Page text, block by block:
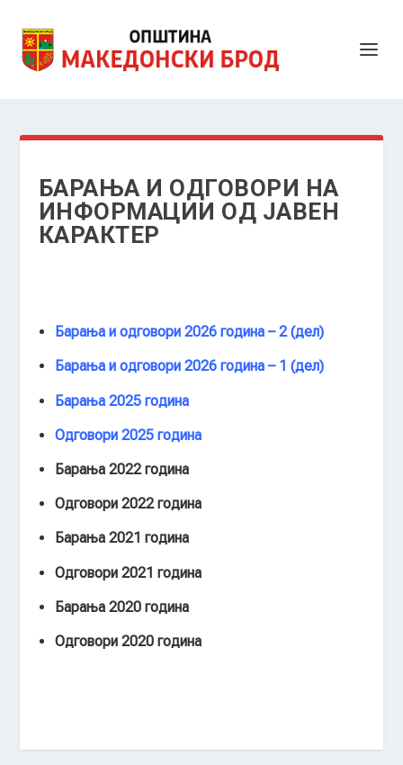
БАРАЊА И ОДГОВОРИ НА
ИНФОРМАЦИИ ОД ЈАВЕН
КАРАКТЕР
Барања и одговори 2026 година – 2 (дел)
Барања и одговори 2026 година – 1 (дел)
Барања 2025 година
Одговори 2025 година
Барања 2022 година
Одговори 2022 година
Барања 2021 година
Одговори 2021 година
Барања 2020 година
Одговори 2020 година